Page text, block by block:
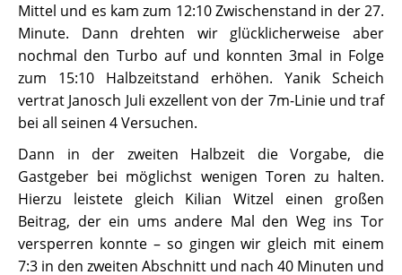
Mittel und es kam zum 12:10 Zwischenstand in der 27.
Minute. Dann drehten wir glücklicherweise aber
nochmal den Turbo auf und konnten 3mal in Folge
zum 15:10 Halbzeitstand erhöhen. Yanik Scheich
vertrat Janosch Juli exzellent von der 7m-Linie und traf
bei all seinen 4 Versuchen.
Dann in der zweiten Halbzeit die Vorgabe, die
Gastgeber bei möglichst wenigen Toren zu halten.
Hierzu leistete gleich Kilian Witzel einen großen
Beitrag, der ein ums andere Mal den Weg ins Tor
versperren konnte – so gingen wir gleich mit einem
7:3 in den zweiten Abschnitt und nach 40 Minuten und